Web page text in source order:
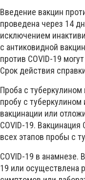
Введение вакцин
проведена через 14
исключением
с антиковидной
против COVID-19
Срок действия
Проба с туберкулином
пробу с
вакцинации или
COVID-19.
всех этапов пробы с
COVID-19 в анамнезе.
19 или осуществлена